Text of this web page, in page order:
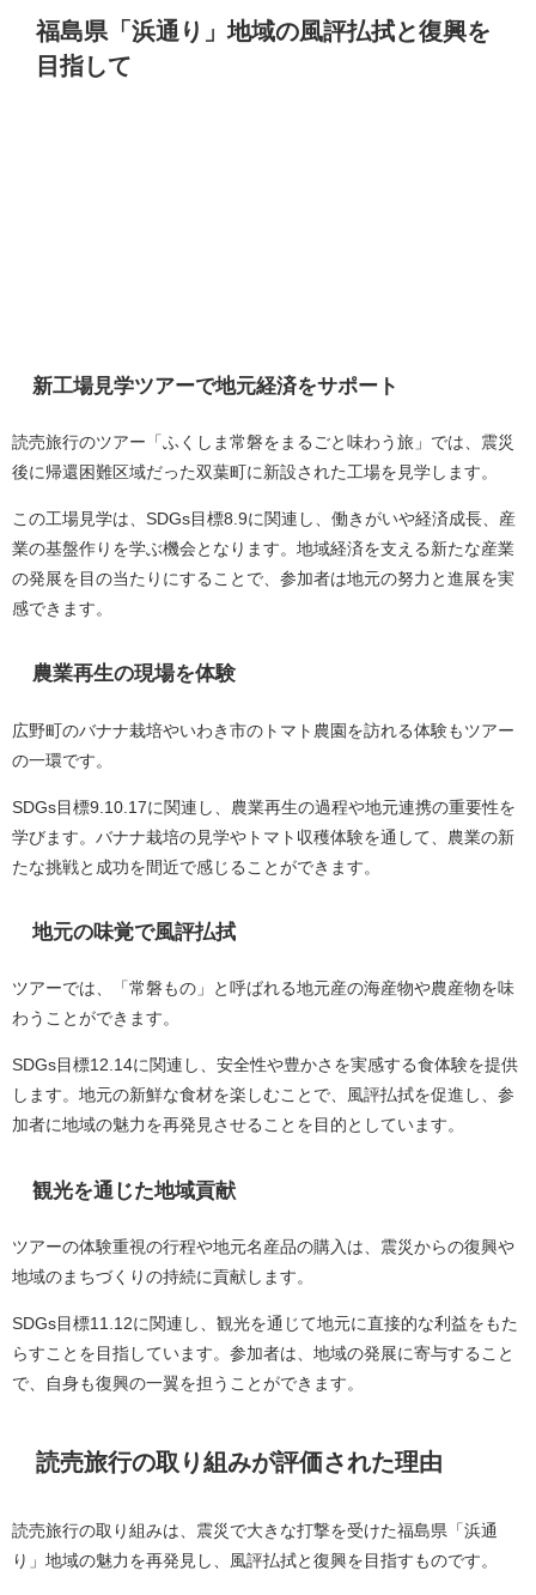
福島県「浜通り」地域の風評払拭と復興を
目指して
新工場見学ツアーで地元経済をサポート
読売旅行のツアー「ふくしま常磐をまるごと味わう旅」では、震災
後に帰還困難区域だった双葉町に新設された工場を見学します。
この工場見学は、SDGs目標8.9に関連し、働きがいや経済成長、産
業の基盤作りを学ぶ機会となります。地域経済を支える新たな産業
の発展を目の当たりにすることで、参加者は地元の努力と進展を実
感できます。
農業再生の現場を体験
広野町のバナナ栽培やいわき市のトマト農園を訪れる体験もツアー
の一環です。
SDGs目標9.10.17に関連し、農業再生の過程や地元連携の重要性を
学びます。バナナ栽培の見学やトマト収穫体験を通して、農業の新
たな挑戦と成功を間近で感じることができます。
地元の味覚で風評払拭
ツアーでは、「常磐もの」と呼ばれる地元産の海産物や農産物を味
わうことができます。
SDGs目標12.14に関連し、安全性や豊かさを実感する食体験を提供
します。地元の新鮮な食材を楽しむことで、風評払拭を促進し、参
加者に地域の魅力を再発見させることを目的としています。
観光を通じた地域貢献
ツアーの体験重視の行程や地元名産品の購入は、震災からの復興や
地域のまちづくりの持続に貢献します。
SDGs目標11.12に関連し、観光を通じて地元に直接的な利益をもた
らすことを目指しています。参加者は、地域の発展に寄与すること
で、自身も復興の一翼を担うことができます。
読売旅行の取り組みが評価された理由
読売旅行の取り組みは、震災で大きな打撃を受けた福島県「浜通
り」地域の魅力を再発見し、風評払拭と復興を目指すものです。